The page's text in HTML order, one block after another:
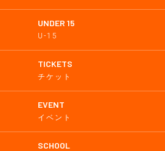
UNDER 15
U-15
TICKETS
チケット
EVENT
イベント
SCHOOL